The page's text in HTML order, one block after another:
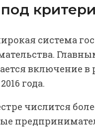
под
система
включение
года.
числится